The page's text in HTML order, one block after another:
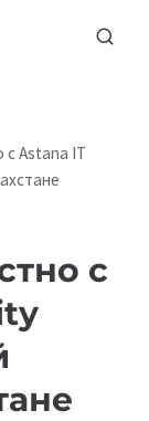
с Astana IT
с